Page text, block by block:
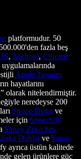
platformudur. 50
fazla beş
, Android, Chrome
uygulamalarında
Apple Tasarım
hayatlarını
olarak nitelendirmiştir.
neredeyse 200
Snoop Dogg ve
için Speechify
Yapay Zeka Ses
Dublaj veYapay
ayrıca üstün kalitede
gelen ürünlere güç